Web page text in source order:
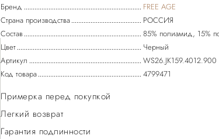
Бренд
FREE AGE
Страна производства
РОССИЯ
Состав
85% полиамид, 15%
Цвет
Черный
Артикул
WS26.JK159.4012.900
Код товара
4799471
Примерка перед покупкой
Легкий возврат
Гарантия подлинности